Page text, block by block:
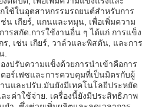
ช้ในอุตสาหกรรมรถยนต์สําหรับการ
น เกียร์, แกนและหมุน, เพื่อเพิ่มความ
รสกัด.การใช้งานอื่น ๆ ได้แก่ การแข็ง
ร, เช่น เกียร์, วาล์วและพิสตัน, และการ
.
ปรับความแข็งด้วยการนําเข้าคือการ
อร์เฟซและการควบคุมที่เป็นมิตรกับผู้
นและปรับ.มันยังมีเทคโนโลยีประหยัด
ะค่าใช้จ่าย. เครื่องนี้ยังมีประสิทธิภาพ